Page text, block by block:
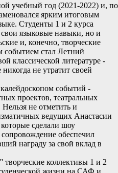
учебный год (2021-2022) и, по
ярким итоговым
Студенты 1 и 2 курса
языковые навыки, но и
и, конечно, творческие
событием стал Летний
классической литературе -
не утратит своей
событий -
проектов, театральных
не отметить и
ведущих Анастасии
сделали шоу
обеспечил
награду за свой вклад в
творческие коллективы 1 и 2
жизни на САФ и